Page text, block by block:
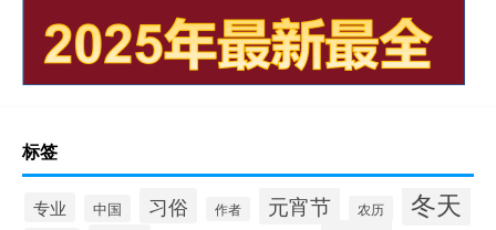
标签
专业 中国 习俗 作者 元宵节 农历 冬天